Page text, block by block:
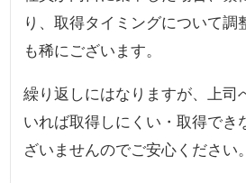
り、取得タイミングについて調
も稀にございます。
繰り返しにはなりますが、上司
いれば取得しにくい・取得でき
ざいませんのでご安心ください。